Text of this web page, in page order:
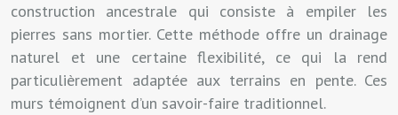
construction ancestrale qui consiste à empiler les
pierres sans mortier. Cette méthode offre un drainage
naturel et une certaine flexibilité, ce qui la rend
particulièrement adaptée aux terrains en pente. Ces
murs témoignent d’un savoir-faire traditionnel.